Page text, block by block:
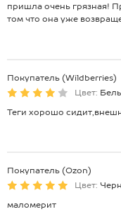
пришла очень грязная!
том что она уже
Покупатель (Wildberries)
Цвет:
Теги хорошо
Покупатель (Ozon)
Цвет:
маломерит